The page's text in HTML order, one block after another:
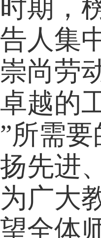
期，
人集
尚劳
越的
所需
先进
广大
全体